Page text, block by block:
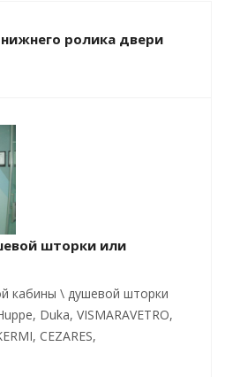
ролика двери
шторки или
кабины \ душевой шторки
Duka, VISMARAVETRO,
CEZARES,